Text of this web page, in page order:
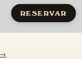
RESERVAR